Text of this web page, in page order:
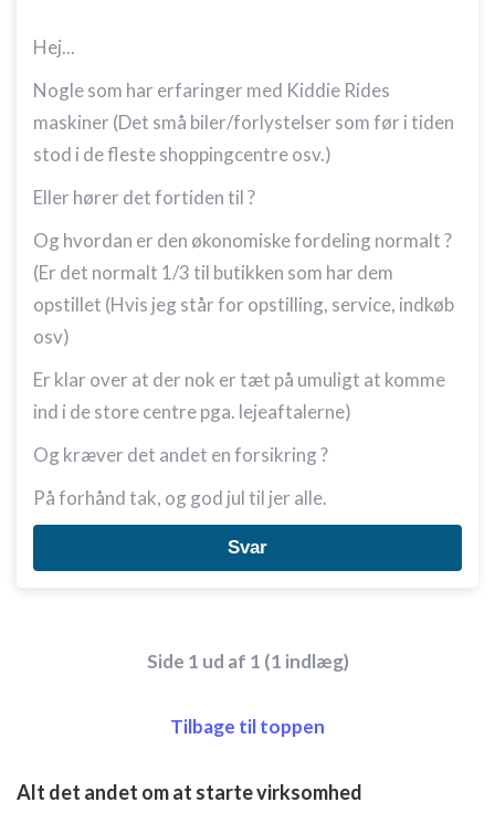
Hej...
Nogle som har erfaringer med Kiddie Rides
maskiner (Det små biler/forlystelser som før i tiden
stod i de fleste shoppingcentre osv.)
Eller hører det fortiden til ?
Og hvordan er den økonomiske fordeling normalt ?
(Er det normalt 1/3 til butikken som har dem
opstillet (Hvis jeg står for opstilling, service, indkøb
osv)
Er klar over at der nok er tæt på umuligt at komme
ind i de store centre pga. lejeaftalerne)
Og kræver det andet en forsikring ?
På forhånd tak, og god jul til jer alle.
Svar
Side 1 ud af 1 (1 indlæg)
Tilbage til toppen
Alt det andet om at starte virksomhed